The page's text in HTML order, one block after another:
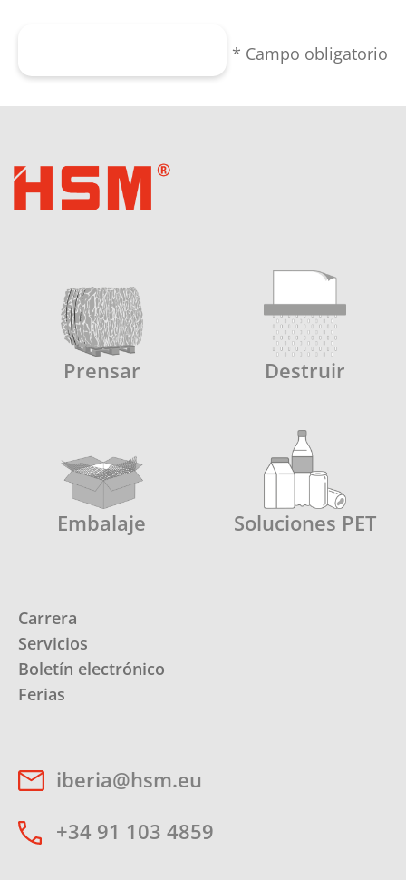
* Campo obligatorio
Prensar Destruir
Embalaje Soluciones PET
Carrera
Servicios
Boletín electrónico
Ferias
iberia@hsm.eu
+34 91 103 4859